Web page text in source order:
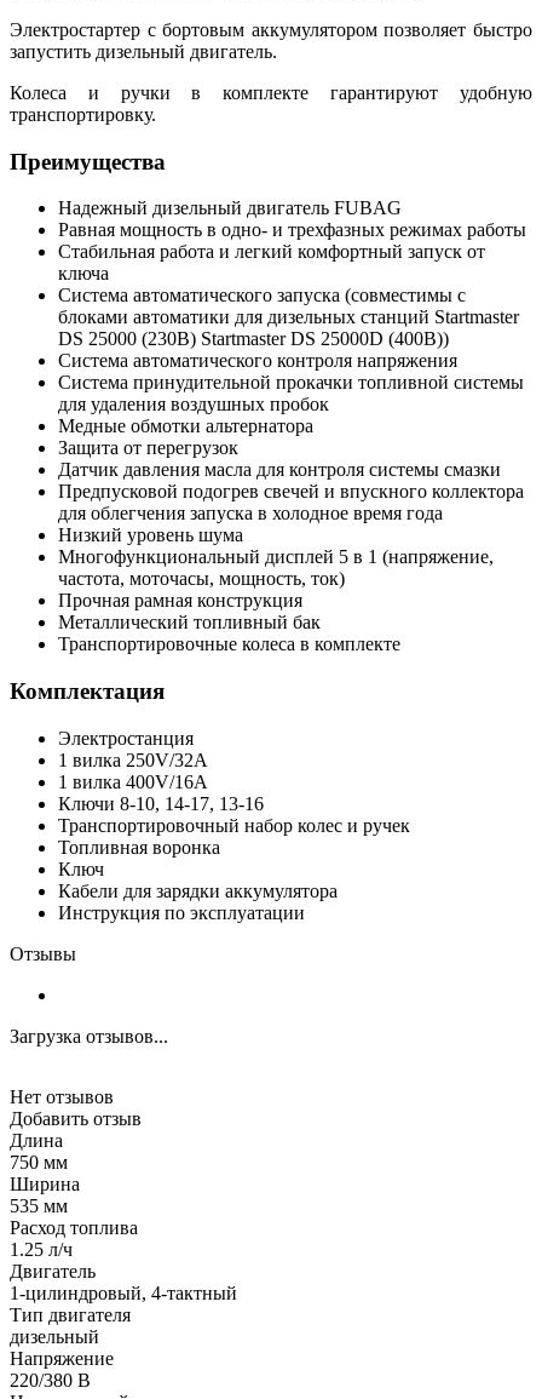
Электростартер с бортовым аккумулятором позволяет быстро
запустить дизельный двигатель.
Колеса и ручки в комплекте гарантируют удобную
транспортировку.
Преимущества
Надежный дизельный двигатель FUBAG
Равная мощность в одно- и трехфазных режимах работы
Стабильная работа и легкий комфортный запуск от
ключа
Система автоматического запуска (совместимы с
блоками автоматики для дизельных станций Startmaster
DS 25000 (230В) Startmaster DS 25000D (400В))
Система автоматического контроля напряжения
Система принудительной прокачки топливной системы
для удаления воздушных пробок
Медные обмотки альтернатора
Защита от перегрузок
Датчик давления масла для контроля системы смазки
Предпусковой подогрев свечей и впускного коллектора
для облегчения запуска в холодное время года
Низкий уровень шума
Многофункциональный дисплей 5 в 1 (напряжение,
частота, моточасы, мощность, ток)
Прочная рамная конструкция
Металлический топливный бак
Транспортировочные колеса в комплекте
Комплектация
Электростанция
1 вилка 250V/32A
1 вилка 400V/16A
Ключи 8-10, 14-17, 13-16
Транспортировочный набор колес и ручек
Топливная воронка
Ключ
Кабели для зарядки аккумулятора
Инструкция по эксплуатации
Отзывы
Загрузка отзывов...
Нет отзывов
Добавить отзыв
Длина
750 мм
Ширина
535 мм
Расход топлива
1.25 л/ч
Двигатель
1-цилиндровый, 4-тактный
Тип двигателя
дизельный
Напряжение
220/380 В